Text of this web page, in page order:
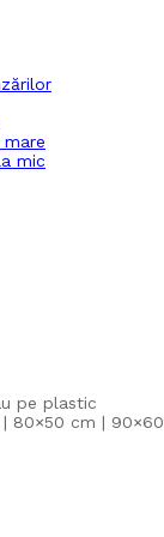
mic
pe plastic
80×50 cm |